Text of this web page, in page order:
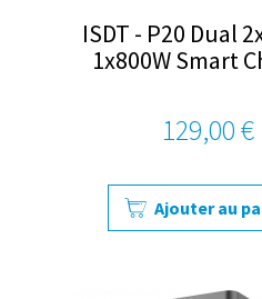
ISDT - P20 Dual
1x800W Smart
129,00 €
Ajouter au